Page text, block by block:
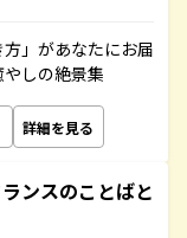
」があなたにお届
しの絶景集
詳細を見る
ンスのことばと